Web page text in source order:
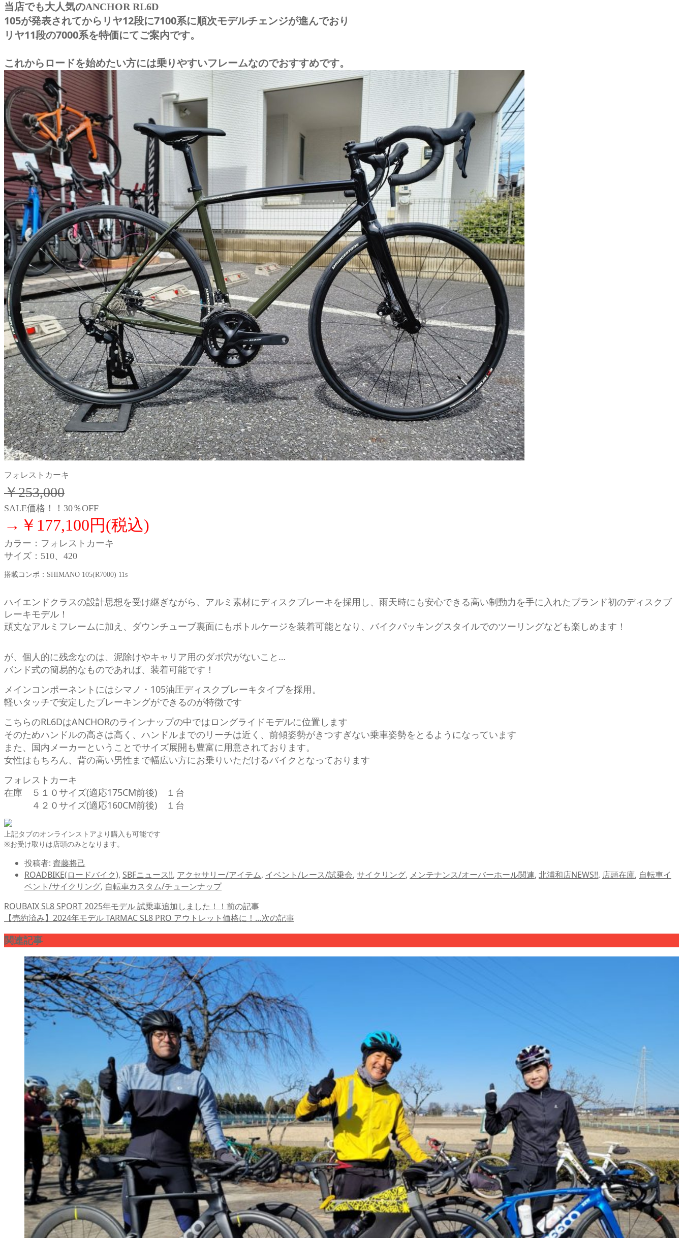
当店でも大人気のANCHOR RL6D
105が発表されてからリヤ12段に7100系に順次モデルチェンジが進んでおり
リヤ11段の7000系を特価にてご案内です。
これからロードを始めたい方には乗りやすいフレームなのでおすすめです。
フォレストカーキ
￥253,000
SALE価格！！30％OFF
→￥177,100円(税込)
カラー：フォレストカーキ
サイズ：510、420
搭載コンポ：SHIMANO 105(R7000) 11s
ハイエンドクラスの設計思想を受け継ぎながら、アルミ素材にディスクブレーキを採用し、雨天時にも安心できる高い制動力を手に入れたブランド初のディスクブ
レーキモデル！
頑丈なアルミフレームに加え、ダウンチューブ裏面にもボトルケージを装着可能となり、バイクパッキングスタイルでのツーリングなども楽しめます！
が、個人的に残念なのは、泥除けやキャリア用のダボ穴がないこと…
バンド式の簡易的なものであれば、装着可能です！
メインコンポーネントにはシマノ・105油圧ディスクブレーキタイプを採用。
軽いタッチで安定したブレーキングができるのが特徴です
こちらのRL6DはANCHORのラインナップの中ではロングライドモデルに位置します
そのためハンドルの高さは高く、ハンドルまでのリーチは近く、前傾姿勢がきつすぎない乗車姿勢をとるようになっています
また、国内メーカーということでサイズ展開も豊富に用意されております。
女性はもちろん、背の高い男性まで幅広い方にお乗りいただけるバイクとなっております
フォレストカーキ
在庫 ５１０サイズ(適応175CM前後) １台
４２０サイズ(適応160CM前後) １台
上記タブのオンラインストアより購入も可能です
※お受け取りは店頭のみとなります。
投稿者: 齊藤将己
ROADBIKE(ロードバイク), SBFニュース!!, アクセサリー/アイテム, イベント/レース/試乗会, サイクリング, メンテナンス/オーバーホール関連, 北浦和店NEWS!!, 店頭在庫, 自転車イ
ベント/サイクリング, 自転車カスタム/チューンナップ
ROUBAIX SL8 SPORT 2025年モデル 試乗車追加しました！！ 前の記事
【売約済み】2024年モデル TARMAC SL8 PRO アウトレット価格に！…次の記事
関連記事